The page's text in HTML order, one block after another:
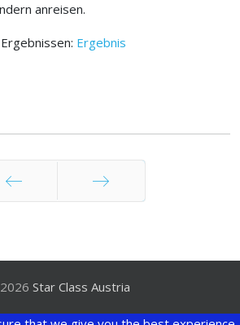
anreisen.
Ergebnis
Star Class Austria